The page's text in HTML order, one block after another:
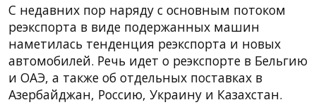
С недавних пор наряду с основным потоком
реэкспорта в виде подержанных машин
наметилась тенденция реэкспорта и новых
автомобилей. Речь идет о реэкспорте в Бельгию
и ОАЭ, а также об отдельных поставках в
Азербайджан, Россию, Украину и Казахстан.